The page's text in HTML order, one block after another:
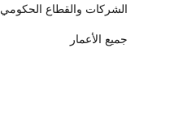
الشركات والقطاع الحكومي
جميع الأعمار